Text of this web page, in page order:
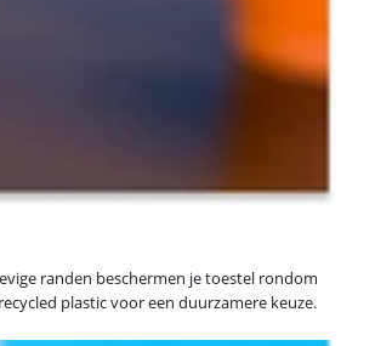
randen beschermen je toestel rondom
plastic voor een duurzamere keuze.